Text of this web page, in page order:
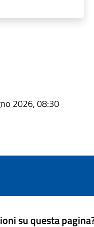
2026, 08:30
su questa